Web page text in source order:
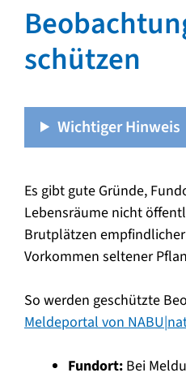
schützen
Wichtiger Hinweis
Es gibt gute Gründe,
Lebensräume nicht
Brutplätzen
Vorkommen seltener
So werden geschützte
Meldeportal von
Fundort: Bei